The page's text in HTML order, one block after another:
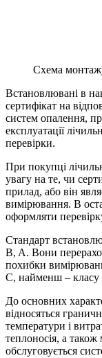
Схема
Встановлювані в
сертифікат на
систем опалення,
експлуатації
перевірки.
При покупці
увагу на те, чи
прилад, або він
вимірювання. В
оформляти
Стандарт
B, A. Вони
похибки
C, найменш – класу
До основних
відносяться
температури і
теплоносія, а
обслуговується